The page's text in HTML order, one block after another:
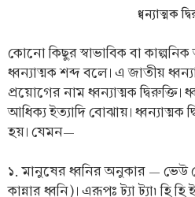
ধ্বন্যাত্মক
কোনো কিছুর স্বাভাবিক বা
ধ্বন্যাত্মক শব্দ বলে। এ জাতীয়
প্রয়োগের নাম ধ্বন্যাত্মক দ্বিরুক্তি।
আধিক্য ইত্যাদি বোঝায়। ধ্বন্যাত্মক
হয়। যেমন—
১. মানুষের ধ্বনির অনুকার — ভেউ
কান্নার ধ্বনি)। এরূপঃ ট্যা ট্যা৷ হি হি